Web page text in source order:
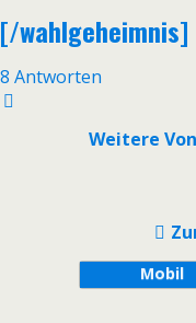
[/wahlgeheimnis]
8 Antworten
Weitere
Mobil